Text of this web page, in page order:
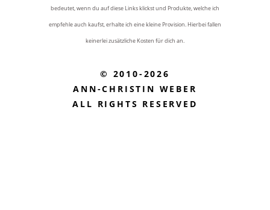
bedeutet, wenn du auf diese Links klickst und Produkte, welche ich
empfehle auch kaufst, erhalte ich eine kleine Provision. Hierbei fallen
keinerlei zusätzliche Kosten für dich an.
© 2010-2026
ANN-CHRISTIN WEBER
ALL RIGHTS RESERVED